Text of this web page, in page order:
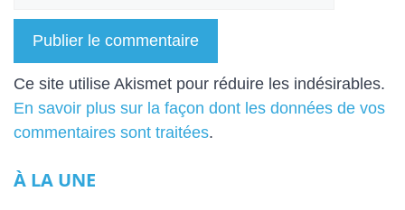
A
l
t
r
Ce site utilise Akismet pour réduire les indésirables.
En savoir plus sur la façon dont les données de vos
commentaires sont traitées.
À LA UNE